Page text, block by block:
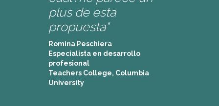
plus de esta
propuesta"
Romina Peschiera
Especialista en desarrollo
profesional
Teachers College, Columbia
University